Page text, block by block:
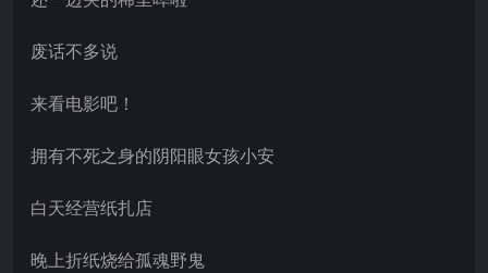
废话不多说
来看电影吧！
拥有不死之身的阴阳眼女孩小安
白天经营纸扎店
晚上折纸烧给孤魂野鬼